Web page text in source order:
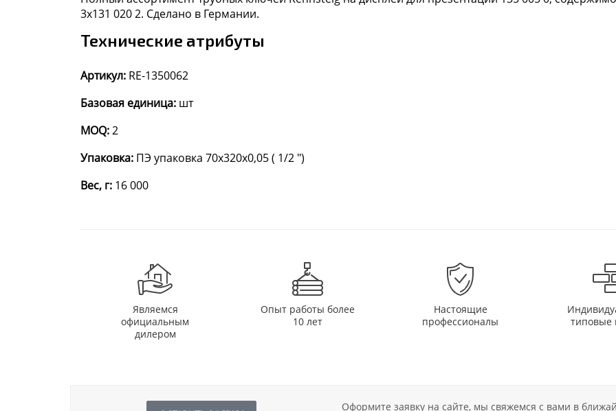
3x131 020 2. Сделано в Германии.
Технические атрибуты
Артикул: RE-1350062
Базовая единица: шт
MOQ:2
Упаковка: ПЭ упаковка 70x320x0,05 ( 1/2 ")
Вес, г: 16 000
Являемся
официальным
дилером
Опыт работы более
10 лет
Настоящие
профессионалы
типовые
Оформите заявку на сайте, мы свяжемся с вами в